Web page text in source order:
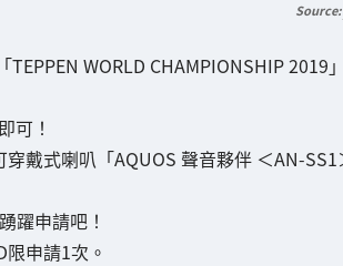
WORLD CHAMPIONSHIP 2019
可！
戴式喇叭「AQUOS 聲音夥伴 ＜AN-SS1
躍申請吧！
申請1次。